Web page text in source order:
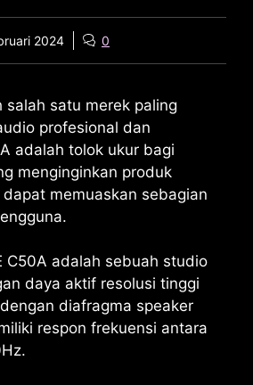
2024 0
salah satu merek paling
profesional dan
adalah tolok ukur bagi
menginginkan produk
memuaskan sebagian
C50A adalah sebuah studio
daya aktif resolusi tinggi
diafragma speaker
respon frekuensi antara